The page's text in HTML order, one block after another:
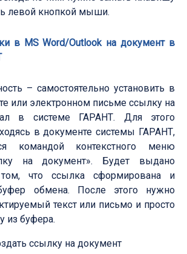
левой кнопкой мыши.
в MS Word/Outlook на документ в
– самостоятельно установить в
или электронном письме ссылку на
в системе ГАРАНТ. Для этого
в документе системы ГАРАНТ,
командой контекстного меню
на документ». Будет выдано
что ссылка сформирована и
обмена. После этого нужно
текст или письмо и просто
из буфера.